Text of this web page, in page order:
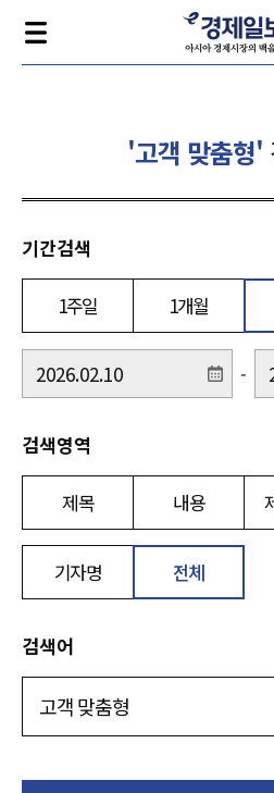
'고객 맞춤형'
기간검색
1주일 1개월
-
검색영역
제목 내용
기자명 전체
검색어